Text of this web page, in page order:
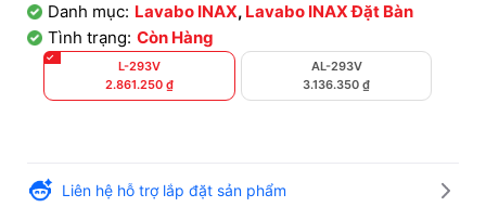
Danh mục: Lavabo INAX, Lavabo INAX Đặt Bàn
Tình trạng: Còn Hàng
L-293V
2.861.250 ₫
AL-293V
3.136.350₫
Liên hệ hỗ trợ lắp đặt sản phẩm